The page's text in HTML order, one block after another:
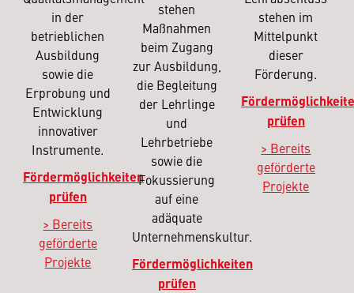
in der
betrieblichen
Ausbildung
sowie die
Erprobung und
Entwicklung
innovativer
Instrumente.
Fördermöglichkeiten
prüfen
> Bereits
geförderte
Projekte
stehen
Maßnahmen
beim Zugang
zur Ausbildung,
die Begleitung
der Lehrlinge
und
Lehrbetriebe
sowie die
Fokussierung
auf eine
adäquate
Unternehmenskultur.
Fördermöglichkeiten
prüfen
stehen im
Mittelpunkt
dieser
Förderung.
prüfen
> Bereits
geförderte
Projekte